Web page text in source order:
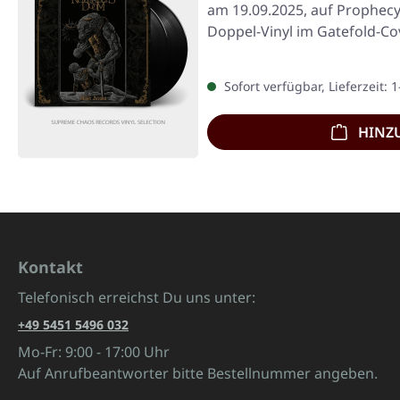
am 19.09.2025, auf
Doppel-Vinyl im Gatefold-
Sofort verfügbar, Lieferzeit:
Kontakt
Telefonisch erreichst Du uns unter:
+49 5451 5496 032
Mo-Fr: 9:00 - 17:00 Uhr
Auf Anrufbeantworter bitte Bestellnummer angeben.